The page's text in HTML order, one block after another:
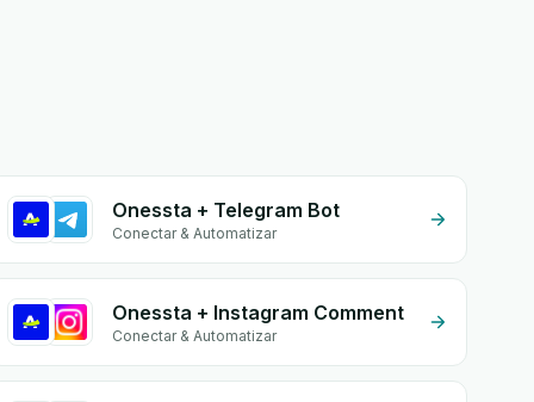
Onessta + Telegram Bot
Conectar & Automatizar
Onessta + Instagram Comment
Conectar & Automatizar